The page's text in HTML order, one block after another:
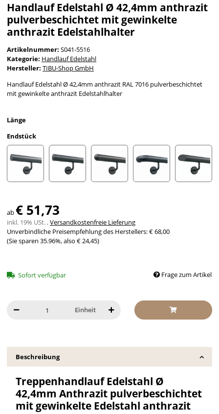
Handlauf Edelstahl Ø 42,4mm anthrazit
pulverbeschichtet mit gewinkelte
anthrazit Edelstahlhalter
Artikelnummer: S041-5516
Kategorie: Handlauf Edelstahl
Hersteller: TIBU-Shop GmbH
Handlauf Edelstahl Ø 42,4mm anthrazit RAL 7016 pulverbeschichtet
mit gewinkelte anthrazit Edelstahlhalter
Länge
Endstück
ab€ 51,73
inkl. 19% USt. ,Versandkostenfreie Lieferung
Unverbindliche Preisempfehlung des Herstellers:€ 68,00
(Sie sparen 35.96%, also € 24,45)
Sofort verfügbar Frage zum Artikel
Einheit
Beschreibung
Treppenhandlauf Edelstahl Ø
42,4mm Anthrazit pulverbeschichtet
mit gewinkelte Edelstahl anthrazit